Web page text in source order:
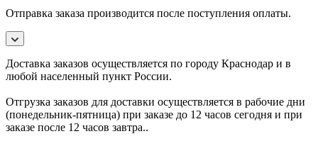
Отправка заказа производится после поступления оплаты.
Доставка заказов осуществляется по городу Краснодар и в
любой населенный пункт России.
Отгрузка заказов для доставки осуществляется в рабочие дни
(понедельник-пятница) при заказе до 12 часов сегодня и при
заказе после 12 часов завтра..